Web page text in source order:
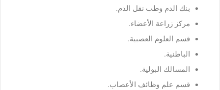
بنك الدم وطب نقل الدم.
مركز زراعة الأعضاء.
قسم العلوم العصبية.
الباطنية.
المسالك البولية.
قسم علم وظائف الأعصاب.